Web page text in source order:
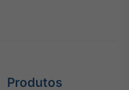
Produtos